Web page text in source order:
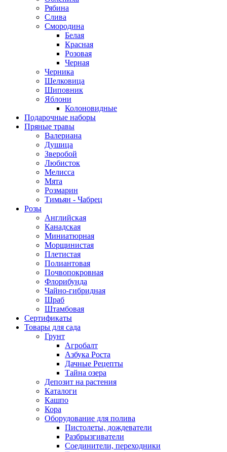
Рябина
Слива
Смородина
Белая
Красная
Розовая
Черная
Черника
Шелковица
Шиповник
Яблони
Колоновидные
Подарочные наборы
Пряные травы
Валериана
Душица
Зверобой
Любисток
Мелисса
Мята
Розмарин
Тимьян - Чабрец
Розы
Английская
Канадская
Миниатюрная
Морщинистая
Плетистая
Полиантовая
Почвопокровная
Флорибунда
Чайно-гибридная
Шраб
Штамбовая
Сертификаты
Товары для сада
Грунт
Агробалт
Азбука Роста
Дачные Рецепты
Тайна озера
Депозит на растения
Каталоги
Кашпо
Кора
Оборудование для полива
Пистолеты, дождеватели
Разбрызгиватели
Соединители, переходники